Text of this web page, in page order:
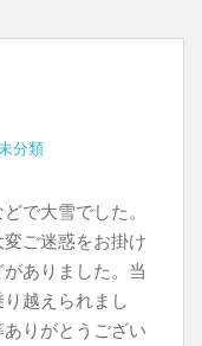
分類
で大雪でした。
ご迷惑をお掛け
ありました。当
越えられまし
りがとうござい